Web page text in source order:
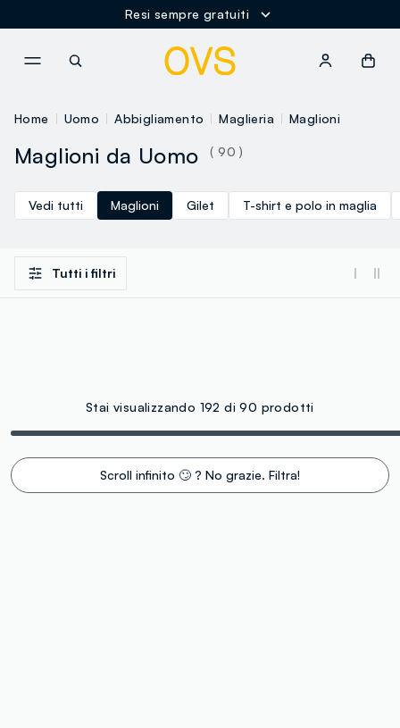
Resi sempre gratuiti
Home Uomo Abbigliamento Maglieria Maglioni
Maglioni da Uomo ( 90 )
Vedi tutti Maglioni Gilet T-shirt e polo in maglia
Tutti i filtri
Stai visualizzando 192 di 90 prodotti
Scroll infinito 🙄 ? No grazie. Filtra!